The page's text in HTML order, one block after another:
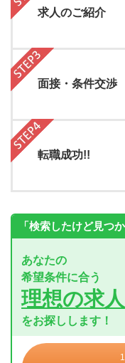
求人のご紹介
面接・条件交渉
転職成功!!
「検索したけど見つ
あなたの
希望条件に合う
理想の求人
をお探しします！